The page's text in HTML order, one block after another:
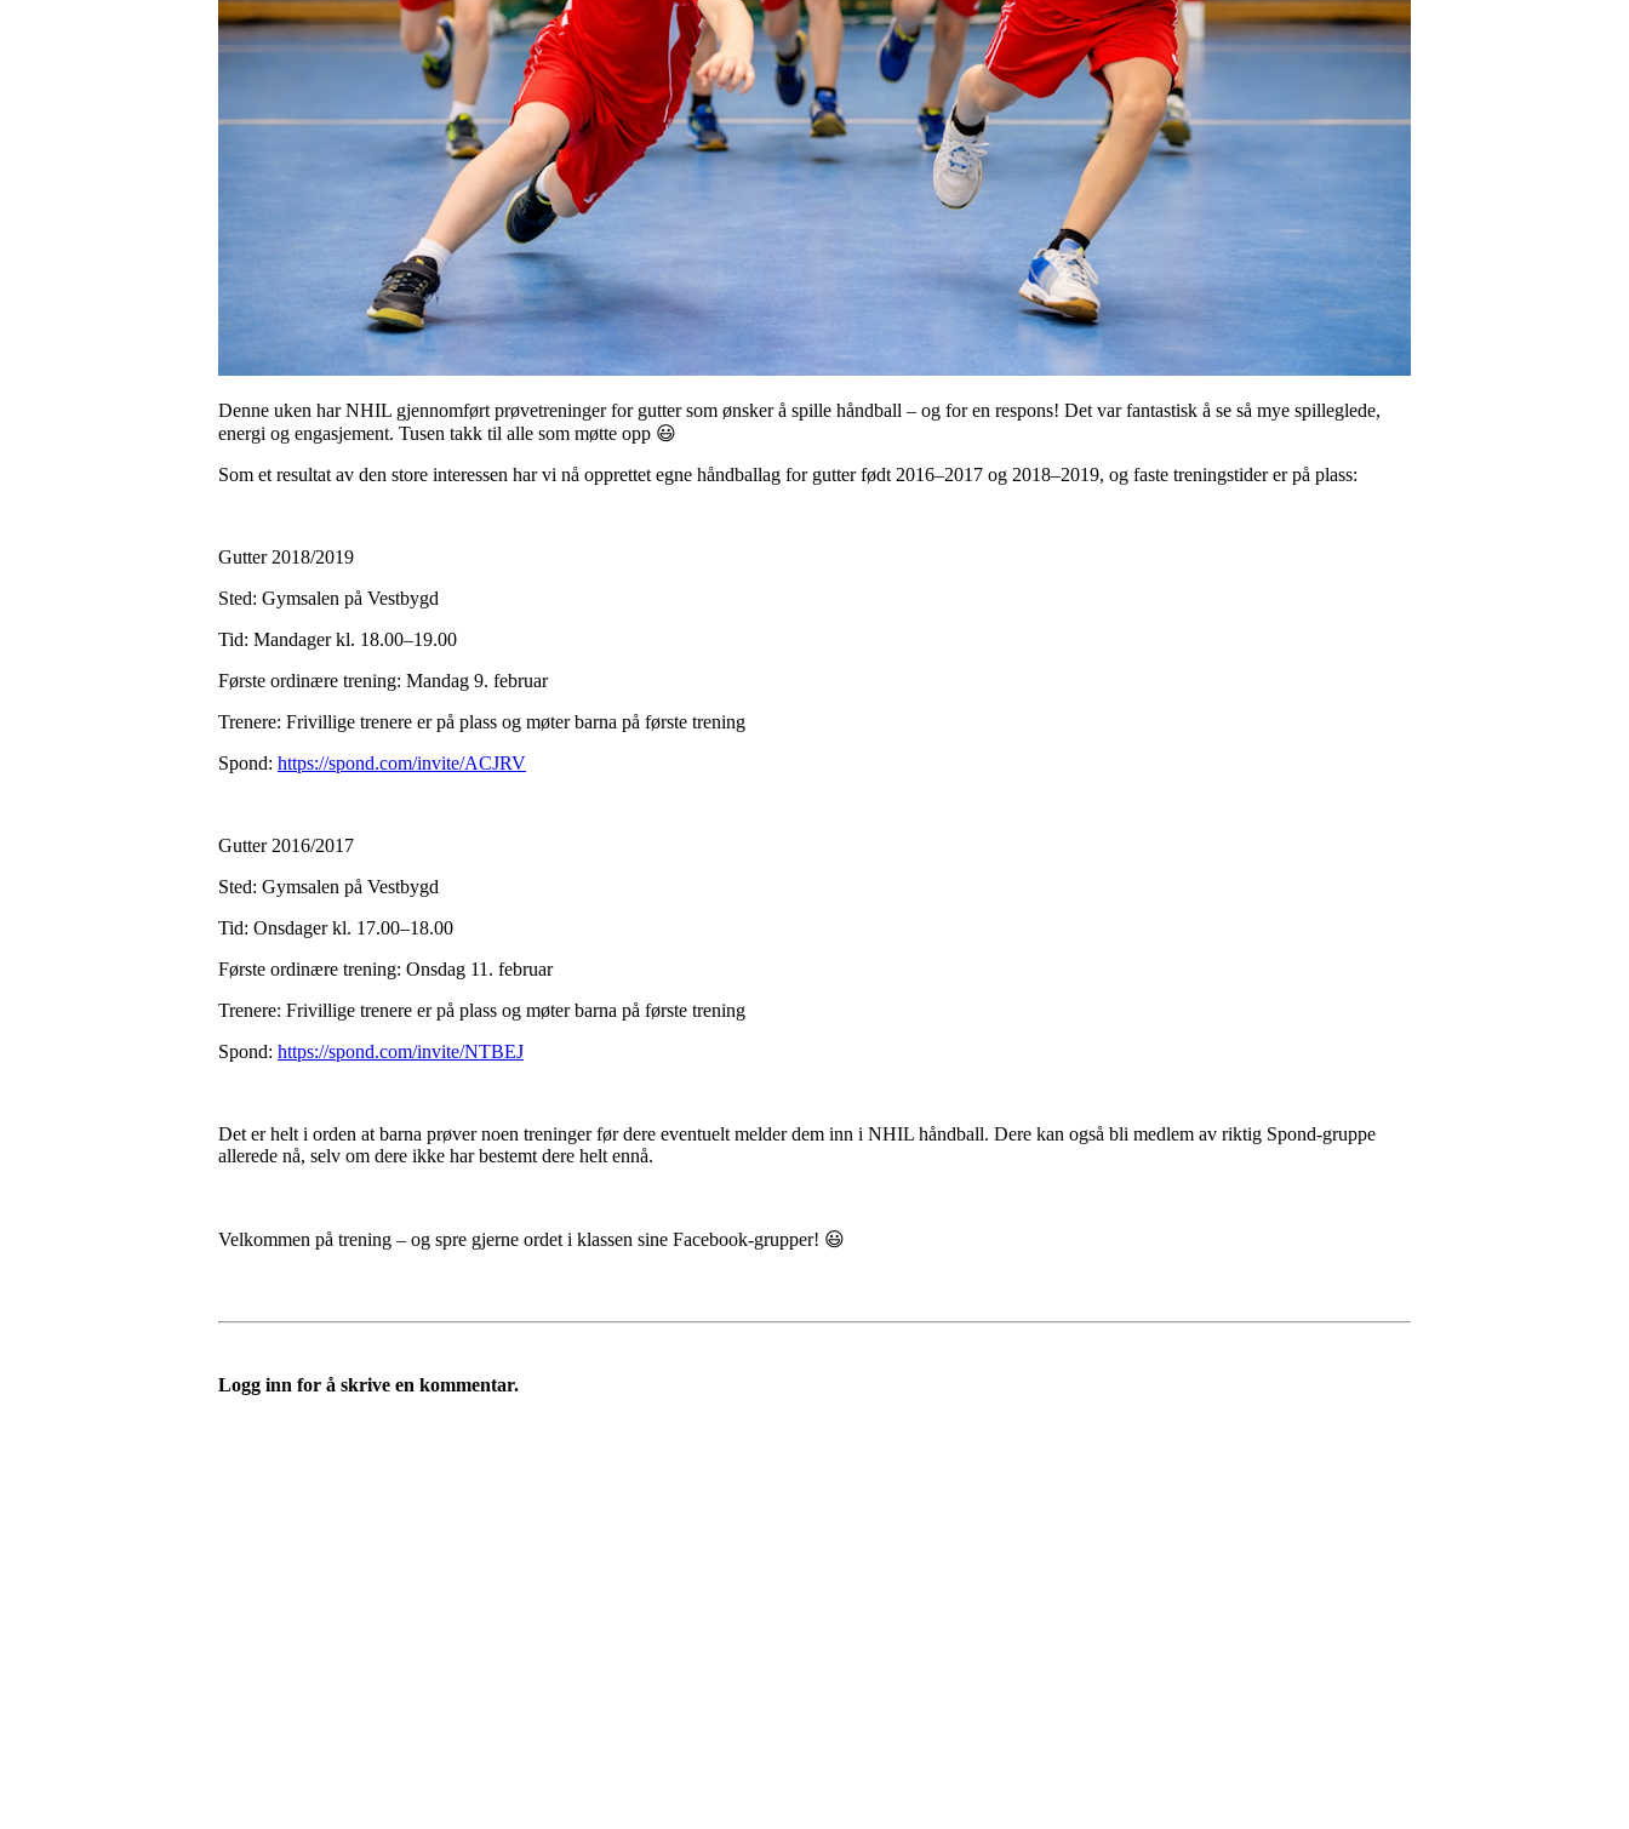
Denne uken har NHIL gjennomført prøvetreninger for gutter som ønsker å spille håndball – og for en respons! Det var fantastisk å se så mye spilleglede,
energi og engasjement. Tusen takk til alle som møtte opp 😃
Som et resultat av den store interessen har vi nå opprettet egne håndballag for gutter født 2016–2017 og 2018–2019, og faste treningstider er på plass:
Gutter 2018/2019
Sted: Gymsalen på Vestbygd
Tid: Mandager kl. 18.00–19.00
Første ordinære trening: Mandag 9. februar
Trenere: Frivillige trenere er på plass og møter barna på første trening
Spond: https://spond.com/invite/ACJRV
Gutter 2016/2017
Sted: Gymsalen på Vestbygd
Tid: Onsdager kl. 17.00–18.00
Første ordinære trening: Onsdag 11. februar
Trenere: Frivillige trenere er på plass og møter barna på første trening
Spond: https://spond.com/invite/NTBEJ
Det er helt i orden at barna prøver noen treninger før dere eventuelt melder dem inn i NHIL håndball. Dere kan også bli medlem av riktig Spond-gruppe
allerede nå, selv om dere ikke har bestemt dere helt ennå.
Velkommen på trening – og spre gjerne ordet i klassen sine Facebook-grupper! 😃
Logg inn for å skrive en kommentar.